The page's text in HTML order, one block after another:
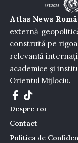
Atlas News
externă,
construită pe
relevanță
academice și
Orientul Mijlociu.
Despre noi
Contact
Politica de